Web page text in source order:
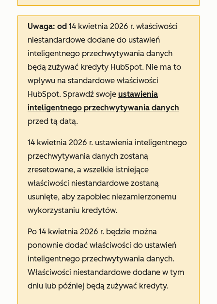
Uwaga: od 14 kwietnia 2026 r. właściwości
niestandardowe dodane do ustawień
inteligentnego przechwytywania danych
będą zużywać kredyty HubSpot. Nie ma to
wpływu na standardowe właściwości
HubSpot. Sprawdź swoje ustawienia
inteligentnego przechwytywania danych
przed tą datą.
14 kwietnia 2026 r. ustawienia inteligentnego
przechwytywania danych zostaną
zresetowane, a wszelkie istniejące
właściwości niestandardowe zostaną
usunięte, aby zapobiec niezamierzonemu
wykorzystaniu kredytów.
Po 14 kwietnia 2026 r. będzie można
ponownie dodać właściwości do ustawień
inteligentnego przechwytywania danych.
Właściwości niestandardowe dodane w tym
dniu lub później będą zużywać kredyty.